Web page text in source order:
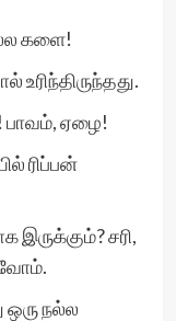
களை!
உரிந்திருந்தது.
ஏழை!
ரிப்பன்
இருக்கும்? சரி,
ஒரு நல்ல